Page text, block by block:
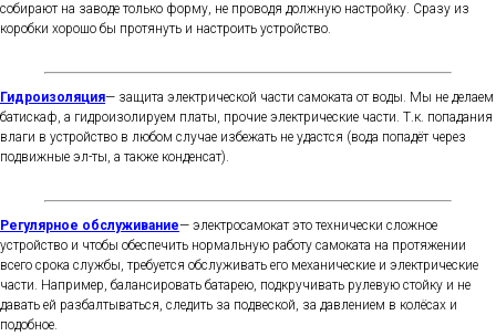
собирают на заводе только форму, не проводя должную настройку. Сразу из
коробки хорошо бы протянуть и настроить устройство.
Гидроизоляция— защита электрической части самоката от воды. Мы не делаем
батискаф, а гидроизолируем платы, прочие электрические части. Т.к. попадания
влаги в устройство в любом случае избежать не удастся (вода попадёт через
подвижные эл-ты, а также конденсат).
Регулярное обслуживание— электросамокат это технически сложное
устройство и чтобы обеспечить нормальную работу самоката на протяжении
всего срока службы, требуется обслуживать его механические и электрические
части. Например, балансировать батарею, подкручивать рулевую стойку и не
давать ей разбалтываться, следить за подвеской, за давлением в колёсах и
подобное.